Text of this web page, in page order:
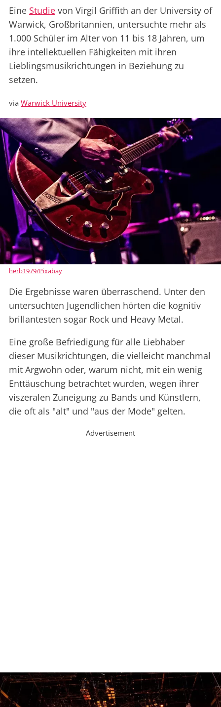
Eine Studie von Virgil Griffith an der University of
Warwick, Großbritannien, untersuchte mehr als
1.000 Schüler im Alter von 11 bis 18 Jahren, um
ihre intellektuellen Fähigkeiten mit ihren
Lieblingsmusikrichtungen in Beziehung zu
setzen.
via Warwick University
herb1979/Pixabay
Die Ergebnisse waren überraschend. Unter den
untersuchten Jugendlichen hörten die kognitiv
brillantesten sogar Rock und Heavy Metal.
Eine große Befriedigung für alle Liebhaber
dieser Musikrichtungen, die vielleicht manchmal
mit Argwohn oder, warum nicht, mit ein wenig
Enttäuschung betrachtet wurden, wegen ihrer
viszeralen Zuneigung zu Bands und Künstlern,
die oft als "alt" und "aus der Mode" gelten.
Advertisement